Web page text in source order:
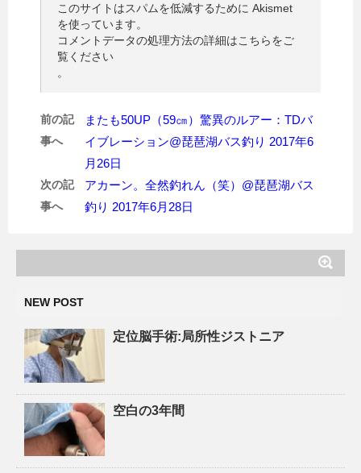
このサイトはスパムを低減するために Akismet
を使っています。
コメントデータの処理方法の詳細はこちらをご
覧ください
。
前の記
事へ
またも50UP（59㎝）驚異のルアー：TDバ
イブレーション@琵琶湖バス釣り 2017年6
月26日
次の記
事へ
アカーン。全然釣れん（笑）@琵琶湖バス
釣り 2017年6月28日
NEW POST
定位脳手術:局所性ジストニア
空白の3年間